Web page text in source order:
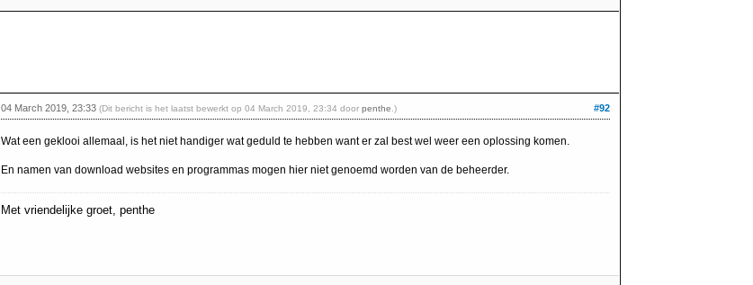
#92
04 March 2019, 23:33 (Dit bericht is het laatst bewerkt op 04 March 2019, 23:34 door penthe .)
Wat een geklooi allemaal, is het niet handiger wat geduld te hebben want er zal best wel weer een oplossing komen.
En namen van download websites en programmas mogen hier niet genoemd worden van de beheerder.
Met vriendelijke groet, penthe